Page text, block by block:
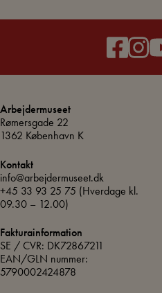
Arbejdermuseet
Rømersgade 22
1362 København K
Kontakt
info@arbejdermuseet.dk
+45 33 93 25 75 (Hverdage kl.
09.30 – 12.00)
Fakturainformation
SE / CVR: DK72867211
EAN/GLN nummer:
5790002424878